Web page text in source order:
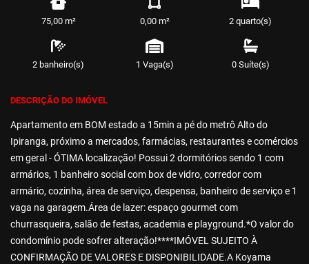
75,00 m² 0,00 m² 2 quarto(s)
2 banheiro(s) 1 Vaga(s) 0 Suíte(s)
DESCRIÇÃO DO IMÓVEL
Apartamento em BOM estado a 15min a pé do metrô Alto do
Ipiranga, próximo a mercados, farmácias, restaurantes e comércios
em geral - ÓTIMA localização! Possui 2 dormitórios sendo 1 com
armários, 1 banheiro social com box de vidro, corredor com
armário, cozinha, área de serviço, despensa, banheiro de serviço e 1
vaga na garagem.Área de lazer: espaço gourmet com
churrasqueira, salão de festas, academia e playground.*O valor do
condomínio pode sofrer alteração!****IMÓVEL SUJEITO À
CONFIRMAÇÃO DE VALORES E DISPONIBILIDADE.A Koyama